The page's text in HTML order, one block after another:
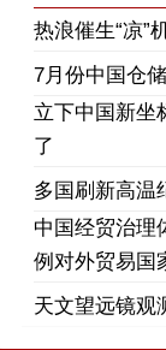
热浪催生“凉”
7月份中国仓
立下中国新坐
了
多国刷新高温
中国经贸治
例对外贸易国
天文望远镜观